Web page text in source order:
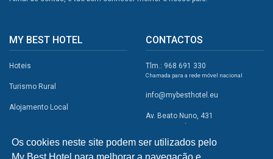
Os cookies neste site podem ser utilizados pelo
My Best Hotel para melhorar a navegação e
MY BEST HOTEL
Hoteis
Turismo Rural
Alojamento Local
Campismo
CONTACTOS
Tlm.: 968 691 330
Chamada para a rede móvel nacional
info@mybesthotel.eu
Av. Beato Nuno, 431
2495-401 Fátima